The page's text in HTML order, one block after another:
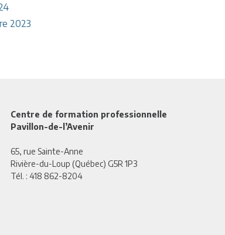
2023
Centre de formation professionnelle
Pavillon-de-l’Avenir
65, rue Sainte-Anne
Rivière-du-Loup (Québec) G5R 1P3
Tél. : 418 862-8204